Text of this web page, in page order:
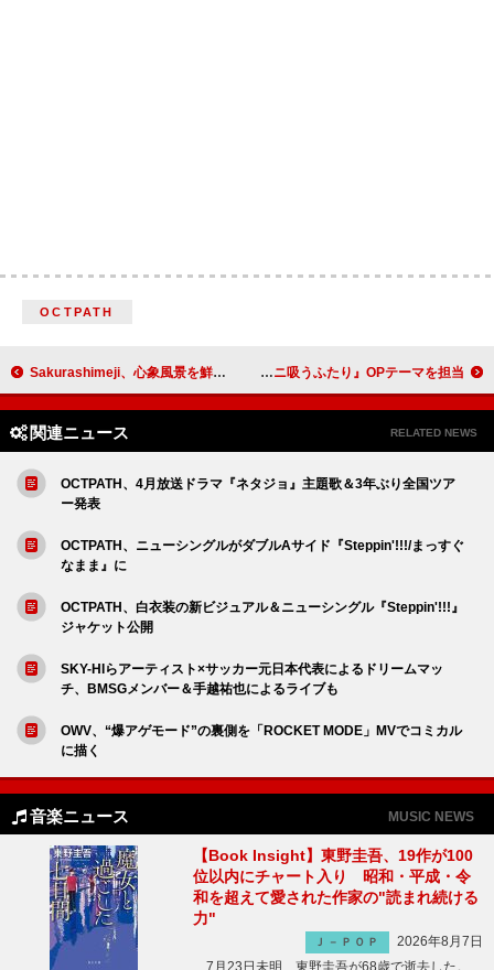
OCTPATH
Sakurashimeji、心象風景を鮮やかに浮かび上がらせる新曲「ハウリング」配信リリース ずっと真夜中でいいのに。、アニメ『スーパーの裏でヤニ吸うふたり』OPテーマを担当
関連ニュース RELATED NEWS
OCTPATH、4月放送ドラマ『ネタジョ』主題歌＆3年ぶり全国ツア
ー発表
OCTPATH、ニューシングルがダブルAサイド『Steppin'!!!/まっすぐ
なまま』に
OCTPATH、白衣装の新ビジュアル＆ニューシングル『Steppin'!!!』
ジャケット公開
SKY-HIらアーティスト×サッカー元日本代表によるドリームマッ
チ、BMSGメンバー＆手越祐也によるライブも
OWV、“爆アゲモード”の裏側を「ROCKET MODE」MVでコミカル
に描く
音楽ニュース MUSIC NEWS
【Book Insight】東野圭吾、19作が100
位以内にチャート入り 昭和・平成・令
和を超えて愛された作家の"読まれ続ける
力"
Ｊ－ＰＯＰ
2026年8月7日
7月23日未明、東野圭吾が68歳で逝去した。